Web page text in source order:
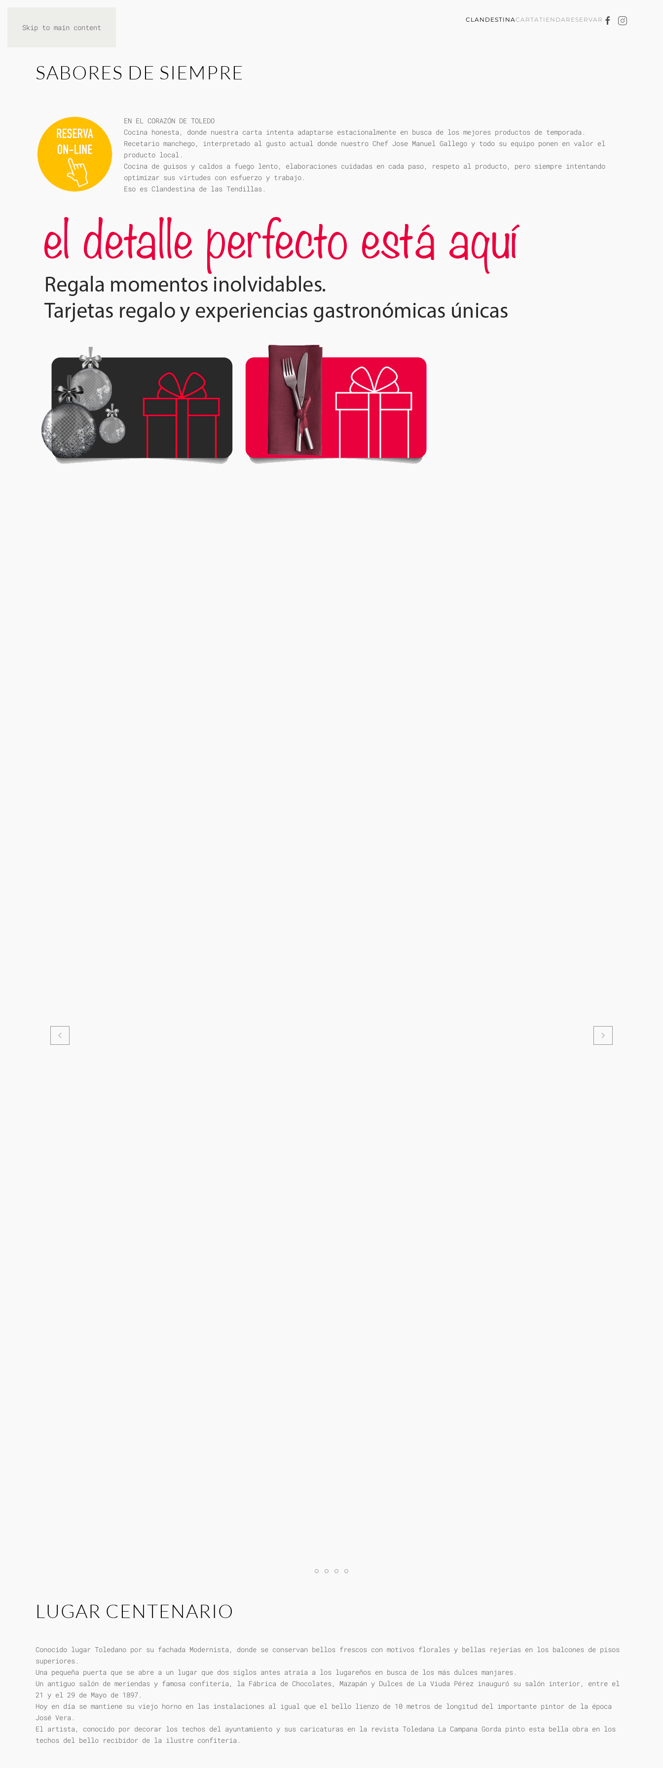
Skip to main content
CLANDESTINACARTATIENDARESERVAR
SABORES DE SIEMPRE
EN EL CORAZÓN DE TOLEDO
Cocina honesta, donde nuestra carta intenta adaptarse estacionalmente en busca de los mejores productos de temporada.
Recetario manchego, interpretado al gusto actual donde nuestro Chef Jose Manuel Gallego y todo su equipo ponen en valor el
producto local.
Cocina de guisos y caldos a fuego lento, elaboraciones cuidadas en cada paso, respeto al producto, pero siempre intentando
optimizar sus virtudes con esfuerzo y trabajo.
Eso es Clandestina de las Tendillas.
LUGAR CENTENARIO
Conocido lugar Toledano por su fachada Modernista, donde se conservan bellos frescos con motivos florales y bellas rejerías en los balcones de pisos
superiores.
Una pequeña puerta que se abre a un lugar que dos siglos antes atraía a los lugareños en busca de los más dulces manjares.
Un antiguo salón de meriendas y famosa confitería, la Fábrica de Chocolates, Mazapán y Dulces de La Viuda Pérez inauguró su salón interior, entre el
21 y el 29 de Mayo de 1897.
Hoy en día se mantiene su viejo horno en las instalaciones al igual que el bello lienzo de 10 metros de longitud del importante pintor de la época
José Vera.
El artista, conocido por decorar los techos del ayuntamiento y sus caricaturas en la revista Toledana La Campana Gorda pinto esta bella obra en los
techos del bello recibidor de la ilustre confitería.